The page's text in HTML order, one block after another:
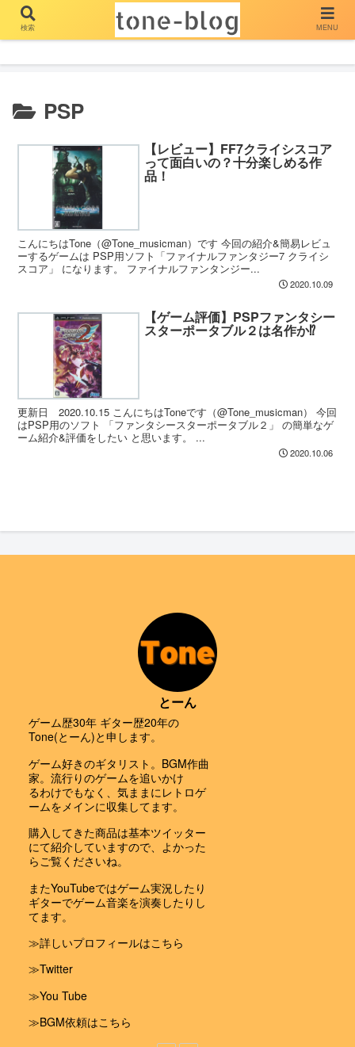
PSP
【レビュー】FF7クライシスコア
って面白いの？十分楽しめる作
品！
こんにちはTone（@Tone_musicman）です 今回の紹介&簡易レビュ
ーするゲームは PSP用ソフト「ファイナルファンタジー7 クライシ
スコア」 になります。 ファイナルファンタンジー...
2020.10.09
【ゲーム評価】PSPファンタシー
スターポータブル２は名作か⁉️
更新日 2020.10.15 こんにちはToneです（@Tone_musicman） 今回
はPSP用のソフト 「ファンタシースターポータブル２」 の簡単なゲ
ーム紹介&評価をしたい と思います。 ...
2020.10.06
とーん
ゲーム歴30年 ギター歴20年の
Tone(とーん)と申します。
ゲーム好きのギタリスト。BGM作曲
家。流行りのゲームを追いかけ
るわけでもなく、気ままにレトロゲ
ームをメインに収集してます。
購入してきた商品は基本ツイッター
にて紹介していますので、よかった
らご覧くださいね。
またYouTubeではゲーム実況したり
ギターでゲーム音楽を演奏したりし
てます。
≫詳しいプロフィールはこちら
≫Twitter
≫You Tube
≫BGM依頼はこちら
検索 MENU